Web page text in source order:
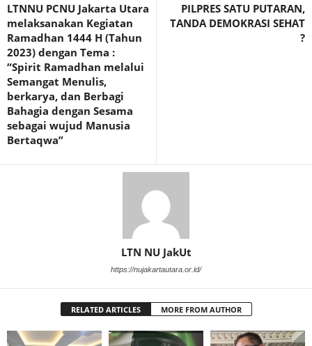
LTNNU PCNU Jakarta Utara
melaksanakan Kegiatan
Ramadhan 1444 H (Tahun
2023) dengan Tema :
“Spirit Ramadhan melalui
Semangat Menulis,
berkarya, dan Berbagi
Bahagia dengan Sesama
sebagai wujud Manusia
Bertaqwa”
PILPRES SATU PUTARAN,
TANDA DEMOKRASI SEHAT
?
LTN NU JakUt
https://nujakartautara.or.id/
RELATED ARTICLES MORE FROM AUTHOR